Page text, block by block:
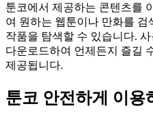
툰코에서 제공하는 콘텐츠를
여 원하는 웹툰이나 만화를
작품을 탐색할 수 있습니다.
다운로드하여 언제든지 즐길
제공됩니다.
툰코 안전하게 이용